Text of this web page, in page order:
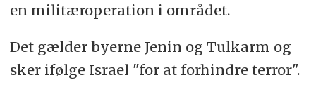
en militæroperation i området.
Det gælder byerne Jenin og Tulkarm og
sker ifølge Israel "for at forhindre terror".